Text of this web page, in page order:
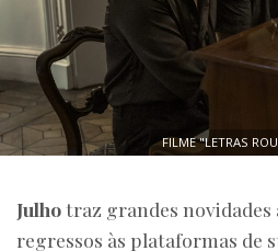
FILME "LETRAS
Julhotraz grandes novidades
regressos às plataformas de